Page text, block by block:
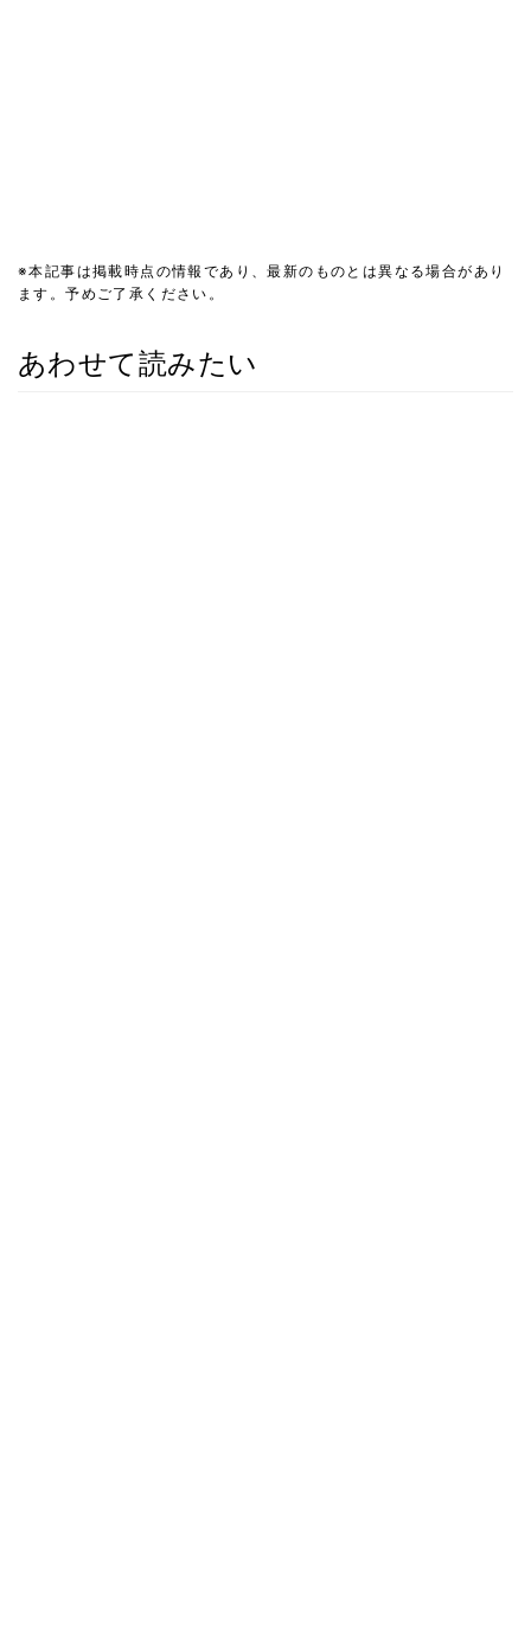
※本記事は掲載時点の情報であり、最新のものとは異なる場合があり
ます。予めご了承ください。
あわせて読みたい